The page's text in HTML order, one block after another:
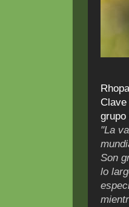
grupo
"La
Son
lo